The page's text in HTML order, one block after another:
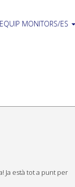
EQUIP MONITORS/ES
Ja està tot a punt per